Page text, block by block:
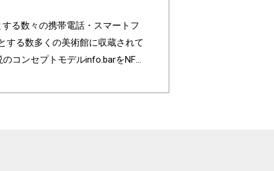
る数々の携帯電話・スマートフ
する数多くの美術館に収蔵されて
コンセプトモデルinfo.barをNFT
人氏監修のもとNaoto Fukasawa